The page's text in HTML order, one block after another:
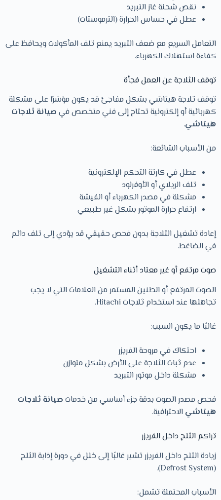
نقص شحنة غاز التبريد
عطل في حساس الحرارة (الثرموستات)
التعامل السريع مع ضعف التبريد يمنع تلف المأكولات ويحافظ على
كفاءة استهلاك الكهرباء.
توقف الثلاجة عن العمل فجأة
توقف ثلاجة هيتاشي بشكل مفاجئ قد يكون مؤشرًا على مشكلة
كهربائية أو إلكترونية تحتاج إلى فني متخصص في صيانة ثلاجات
هيتاشي.
من الأسباب الشائعة:
عطل في كارتة التحكم الإلكترونية
تلف الريلاي أو الأوفرلود
مشكلة في مصدر الكهرباء أو الفيشة
ارتفاع حرارة الموتور بشكل غير طبيعي
إعادة تشغيل الثلاجة بدون فحص حقيقي قد يؤدي إلى تلف دائم
في الضاغط.
صوت مرتفع أو غير معتاد أثناء التشغيل
الصوت المرتفع أو الطنين المستمر من العلامات التي لا يجب
تجاهلها عند استخدام ثلاجات Hitachi.
غالبًا ما يكون السبب:
احتكاك في مروحة الفريزر
عدم ثبات الثلاجة على الأرض بشكل متوازن
مشكلة داخل موتور التبريد
فحص مصدر الصوت بدقة جزء أساسي من خدمات صيانة ثلاجات
هيتاشي الاحترافية.
تراكم الثلج داخل الفريزر
زيادة الثلج داخل الفريزر تشير غالبًا إلى خلل في دورة إذابة الثلج
(Defrost System).
الأسباب المحتملة تشمل: